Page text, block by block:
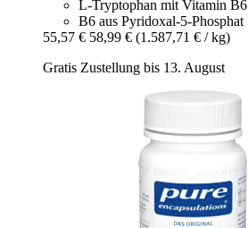
L-Tryptophan mit Vitamin B6
B6 aus Pyridoxal-5-Phosphat
55,57 € 58,99 € (1.587,71 € / kg)
Gratis Zustellung bis 13. August